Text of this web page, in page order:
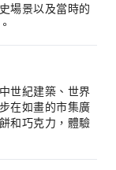
場景以及當時的
世紀建築、世界
在如畫的市集廣
和巧克力，體驗